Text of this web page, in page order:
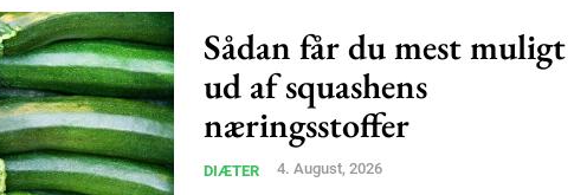
Sådan får du mest muligt
ud af squashens
næringsstoffer
DIÆTER 4. August, 2026